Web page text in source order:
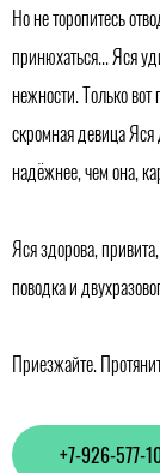
Но не торопитесь
принюхаться... Яся
нежности. Только
скромная девица Яся
надёжнее, чем она,
Яся здорова,
поводка и
Приезжайте.
+7-926-577-